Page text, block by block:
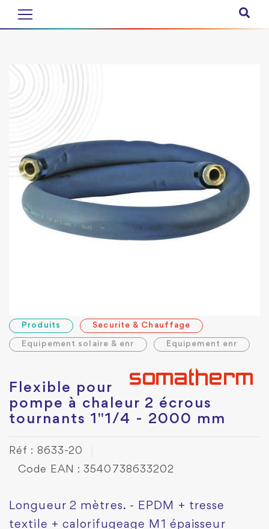
Produits Securite & Chauffage
Equipement solaire & enr Equipement enr
Flexible pour
pompe à chaleur 2 écrous
tournants 1"1/4 - 2000 mm
Réf : 8633-20
Code EAN : 3540738633202
Longueur 2 mètres. - EPDM + tresse
textile + calorifugeage M1 épaisseur